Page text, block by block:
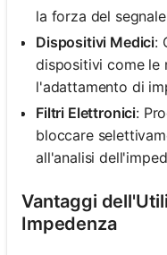
la forza del
Dispositivi Medici:
dispositivi come le
l'adattamento di
Filtri Elettronici:
bloccare
all'analisi
Vantaggi
Impedenza